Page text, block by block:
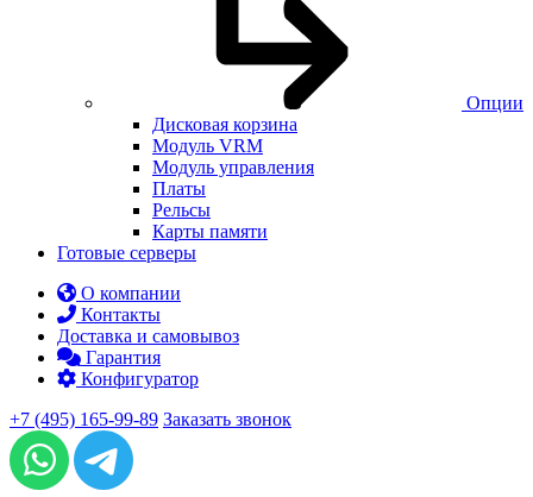
Опции
Дисковая корзина
Модуль VRM
Модуль управления
Платы
Рельсы
Карты памяти
Готовые серверы
О компании
Контакты
Доставка и самовывоз
Гарантия
Конфигуратор
+7 (495) 165-99-89 Заказать звонок